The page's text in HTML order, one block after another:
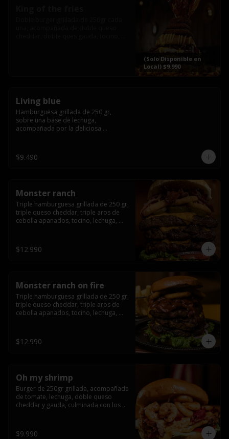
(Solo Disponible en
Local) $9.990
Living blue
Hamburguesa grillada de 250 gr,
sobre una base de lechuga,
acompañada por la deliciosa
wisky jack daniels y salsa de miel.-
$9.490
Monster ranch
Triple hamburguesa grillada de 250 gr,
triple queso cheddar, triple aros de
cebolla apanados, tocino, lechuga,
$12.990
Monster ranch on fire
Triple hamburguesa grillada de 250 gr,
triple queso cheddar, triple aros de
cebolla apanados, tocino, lechuga,
jalapeños de texas.
$12.990
Oh my shrimp
Burger de 250gr grillada, acompañada
de tomate, lechuga, doble queso
cheddar y gauda, culminada con los
$9.990